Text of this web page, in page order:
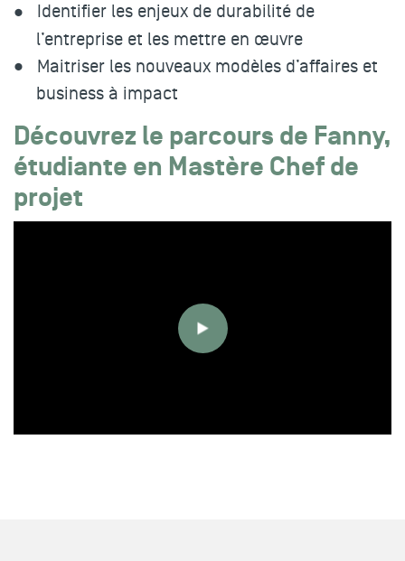
Identifier les enjeux de durabilité de
l’entreprise et les mettre en œuvre
Maitriser les nouveaux modèles d’affaires et
business à impact
Découvrez le parcours de Fanny,
étudiante en Mastère Chef de
projet